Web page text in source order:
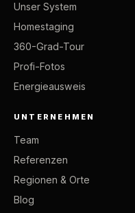
Unser System
Homestaging
360-Grad-Tour
Profi-Fotos
Energieausweis
UNTERNEHMEN
Team
Referenzen
Regionen & Orte
Blog